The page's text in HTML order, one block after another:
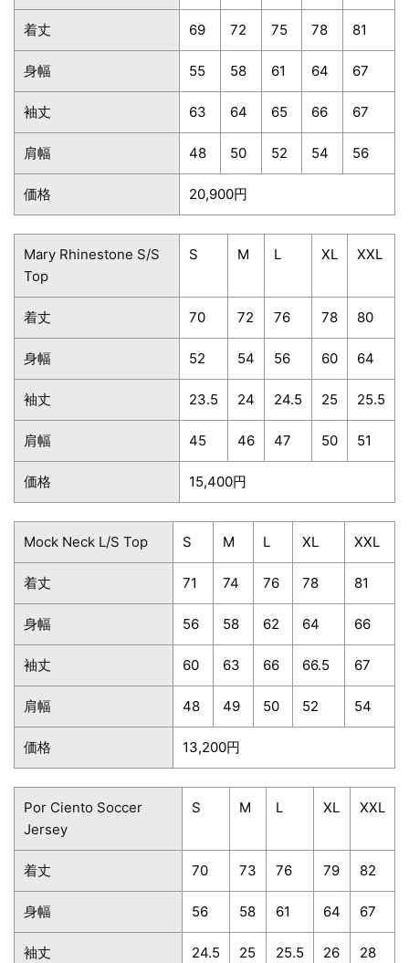
着丈 69 72 75 78 81
身幅 55 58 61 64 67
袖丈 63 64 65 66 67
肩幅 48 50 52 54 56
価格 20,900円
Mary Rhinestone S/S
Top
S M L XL XXL
着丈 70 72 76 78 80
身幅 52 54 56 60 64
袖丈 23.5 24 24.5 25 25.5
肩幅 45 46 47 50 51
価格 15,400円
Mock Neck L/S Top S M L XL XXL
着丈 71 74 76 78 81
身幅 56 58 62 64 66
袖丈 60 63 66 66.5 67
肩幅 48 49 50 52 54
価格 13,200円
Por Ciento Soccer
Jersey
S M L XL XXL
着丈 70 73 76 79 82
身幅 56 58 61 64 67
袖丈 24.5 25 25.5 26 28